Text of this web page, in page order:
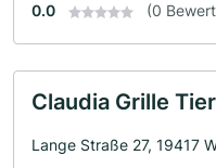
0.0 (0
Claudia Grille
Lange Straße 27, 19417